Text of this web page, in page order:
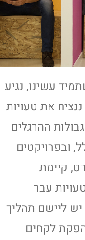
עשינו, נגיע
את טעויות
ההרגלים
ובפרויקטים
קיימת
עבר
ליישם תהליך
לקחים